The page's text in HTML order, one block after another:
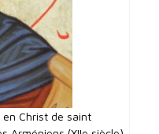
Christ de saint